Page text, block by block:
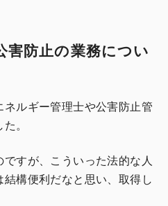
害防止の業務につい
ネルギー管理士や公害防止管
。
すが、こういった法的な人
構便利だなと思い、取得し